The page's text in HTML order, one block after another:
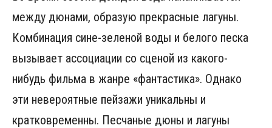
между дюнами, образую прекрасные лагуны.
Комбинация сине-зеленой воды и белого песка
вызывает ассоциации со сценой из какого-
нибудь фильма в жанре «фантастика». Однако
эти невероятные пейзажи уникальны и
кратковременны. Песчаные дюны и лагуны